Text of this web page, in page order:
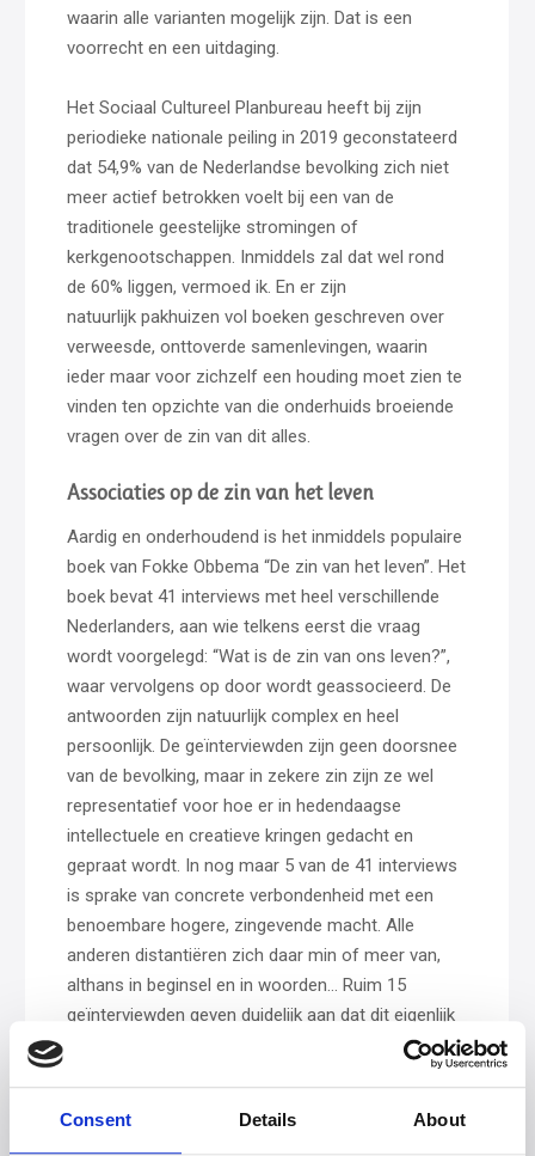
Consent Details About
waarin alle varianten mogelijk zijn. Dat is een
voorrecht en een uitdaging.
Het Sociaal Cultureel Planbureau heeft bij zijn
periodieke nationale peiling in 2019 geconstateerd
dat 54,9% van de Nederlandse bevolking zich niet
meer actief betrokken voelt bij een van de
traditionele geestelijke stromingen of
kerkgenootschappen. Inmiddels zal dat wel rond
de 60% liggen, vermoed ik. En er zijn
natuurlijk pakhuizen vol boeken geschreven over
verweesde, onttoverde samenlevingen, waarin
ieder maar voor zichzelf een houding moet zien te
vinden ten opzichte van die onderhuids broeiende
vragen over de zin van dit alles.
Associaties op de zin van het leven
Aardig en onderhoudend is het inmiddels populaire
boek van Fokke Obbema “De zin van het leven”. Het
boek bevat 41 interviews met heel verschillende
Nederlanders, aan wie telkens eerst die vraag
wordt voorgelegd: “Wat is de zin van ons leven?”,
waar vervolgens op door wordt geassocieerd. De
antwoorden zijn natuurlijk complex en heel
persoonlijk. De geïnterviewden zijn geen doorsnee
van de bevolking, maar in zekere zin zijn ze wel
representatief voor hoe er in hedendaagse
intellectuele en creatieve kringen gedacht en
gepraat wordt. In nog maar 5 van de 41 interviews
is sprake van concrete verbondenheid met een
benoembare hogere, zingevende macht. Alle
anderen distantiëren zich daar min of meer van,
althans in beginsel en in woorden… Ruim 15
geïnterviewden geven duidelijk aan dat dit eigenlijk
een onzinnige vraag is omdat mensen niet in staat
zijn om daar ooit een echt antwoord op te vinden